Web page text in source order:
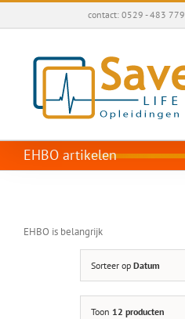
Ga
contact: 0529 - 483 779
EHBO artikelen
EHBO is belangrijk
Sorteer op Datum
Toon 12 producten